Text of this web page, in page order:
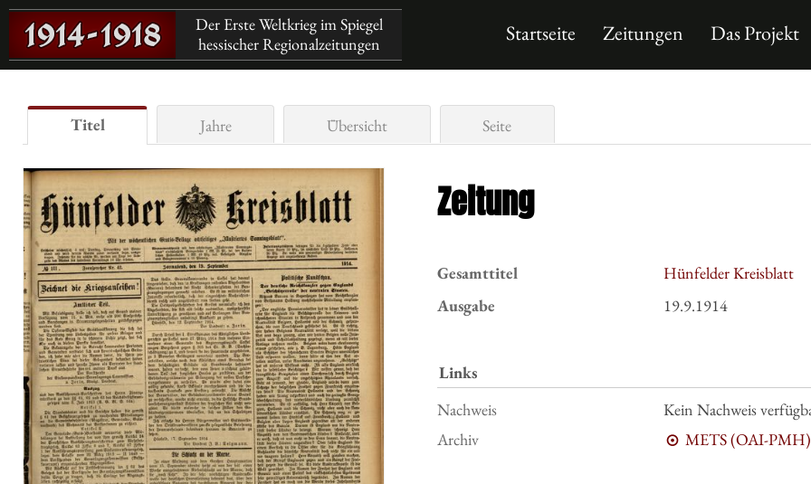
Der Erste Weltkrieg im Spiegel
hessischer Regionalzeitungen
Startseite Zeitungen Das Projekt
Titel Jahre Übersicht Seite
Zeitung
Gesamttitel
Hünfelder Kreisblatt
Ausgabe
19.9.1914
Links
Nachweis
Kein Nachweis
Archiv
METS (OAI-PMH)